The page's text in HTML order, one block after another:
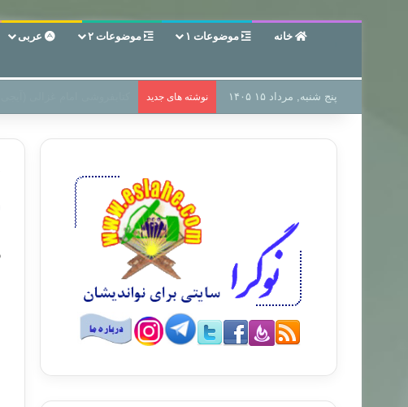
خانه موضوعات ۱ موضوعات ۲ عربی
پنج شنبه, مرداد ۱۵ ۱۴۰۵ نوشته های جدید